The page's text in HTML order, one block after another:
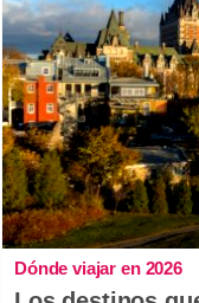
Dónde viajar en 2026